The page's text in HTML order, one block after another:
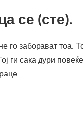
се (сте).
го заборават тоа.
ги сака дури